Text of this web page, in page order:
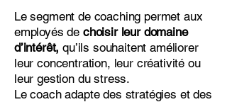
Le segment de coaching permet aux
employés de choisir leur domaine
d’intérêt, qu’ils souhaitent améliorer
leur concentration, leur créativité ou
leur gestion du stress.
Le coach adapte des stratégies et des